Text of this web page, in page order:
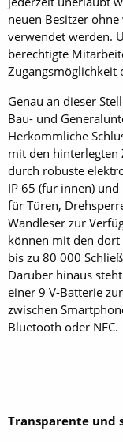
neuen Besitzer
verwendet werden.
berechtigte
Zugangsmöglichkeit
Genau an dieser
Bau- und
Herkömmliche
mit den hinterlegten
durch robuste
IP 65 (für innen)
für Türen,
Wandleser zur
können mit den
bis zu 80 000
Darüber hinaus
einer 9 V-Batterie
zwischen
Bluetooth oder NFC.
Transparente und